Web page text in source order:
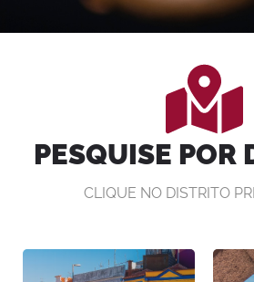
PESQUISE POR
CLIQUE NO DISTRITO